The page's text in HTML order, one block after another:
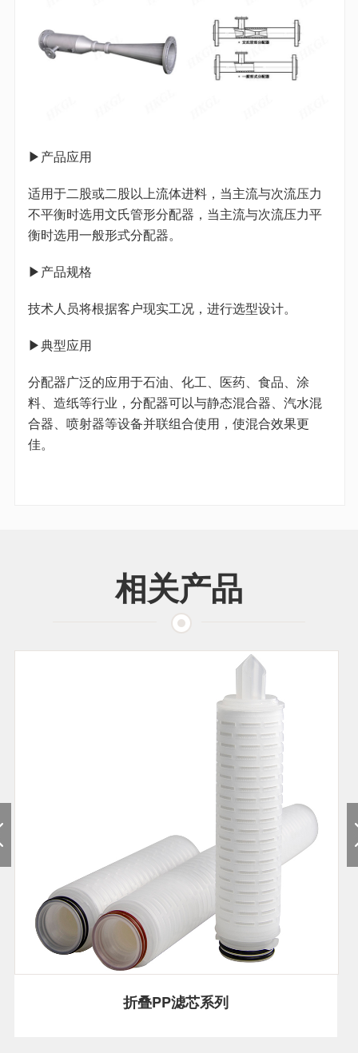
▶产品应用
适用于二股或二股以上流体进料，当主流与次流压力
不平衡时选用文氏管形分配器，当主流与次流压力平
衡时选用一般形式分配器。
▶产品规格
技术人员将根据客户现实工况，进行选型设计。
▶典型应用
分配器广泛的应用于石油、化工、医药、食品、涂
料、造纸等行业，分配器可以与静态混合器、汽水混
合器、喷射器等设备并联组合使用，使混合效果更
佳。
相关产品
折叠PP滤芯系列